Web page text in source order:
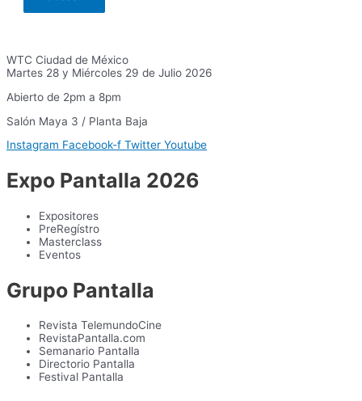
WTC Ciudad de México
Martes 28 y Miércoles 29 de Julio 2026
Abierto de 2pm a 8pm
Salón Maya 3 / Planta Baja
Instagram Facebook-f Twitter Youtube
Expo Pantalla 2026
Expositores
PreRegístro
Masterclass
Eventos
Grupo Pantalla
Revista TelemundoCine
RevistaPantalla.com
Semanario Pantalla
Directorio Pantalla
Festival Pantalla